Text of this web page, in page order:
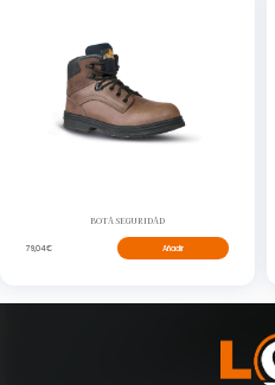
BOTA SEGURIDAD
79,04€ Añadir